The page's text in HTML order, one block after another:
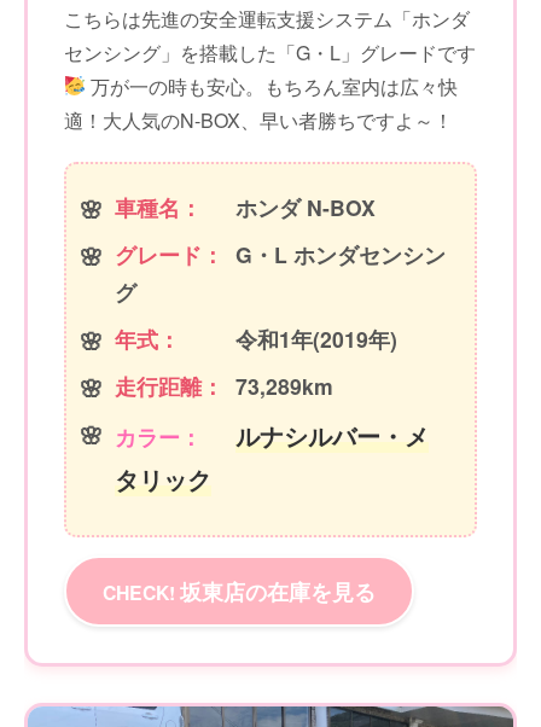
こちらは先進の安全運転支援システム「ホンダ
センシング」を搭載した「G・L」グレードです
万が一の時も安心。もちろん室内は広々快
適！大人気のN-BOX、早い者勝ちですよ～！
車種名：
ホンダ N-BOX
グレード：
G・L ホンダセンシン
グ
年式：
令和1年(2019年)
走行距離：
73,289km
カラー：
ルナシルバー・メ
タリック
坂東店の在庫を見る